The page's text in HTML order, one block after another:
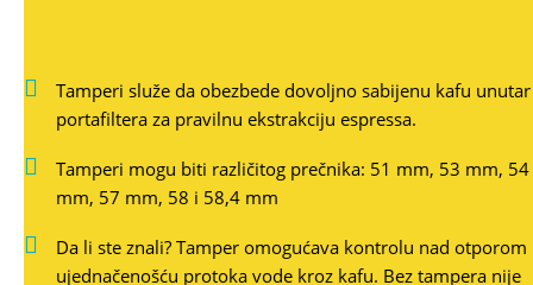
Tamperi služe da obezbede dovoljno sabijenu kafu unutar
portafiltera za pravilnu ekstrakciju espressa.
Tamperi mogu biti različitog prečnika: 51 mm, 53 mm, 54
mm, 57 mm, 58 i 58,4 mm
Da li ste znali? Tamper omogućava kontrolu nad otporom
ujednačenošću protoka vode kroz kafu. Bez tampera nije